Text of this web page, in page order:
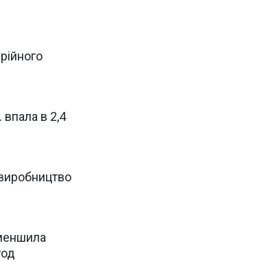
впала в 2,4